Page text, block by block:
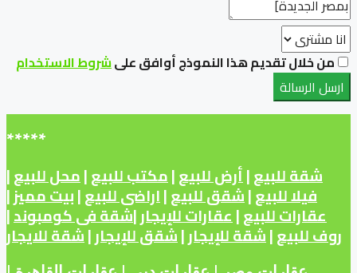
من خلال تقديم هذا النموذج أوافق علىشروط الاستخدام
ارسل الرسالة
*****
شقة للبيع|أرض للبيع|مكتب للبيع|محل للبيع|
فيلا للبيع|شقق للبيع|اراضى للبيع|بيت مميز|
عقارات للبيع|عقارات للإيجار|شقة فى كومبوند|
روف للبيع|شقة للإيجار|شقق للإيجار|شقة للايجار